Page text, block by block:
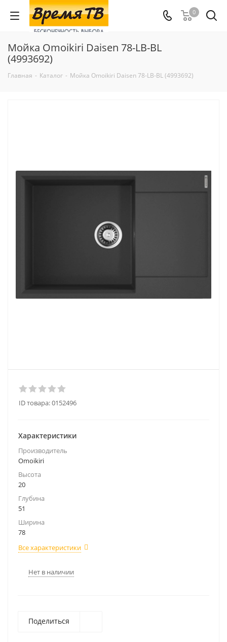
0
Мойка Omoikiri Daisen 78-LB-BL
(4993692)
Главная - Каталог - Мойка Omoikiri Daisen 78-LB-BL (4993692)
ID товара:0152496
Характеристики
Производитель
Omoikiri
Высота
20
Глубина
51
Ширина
78
Все характеристики
Нет в наличии
Поделиться